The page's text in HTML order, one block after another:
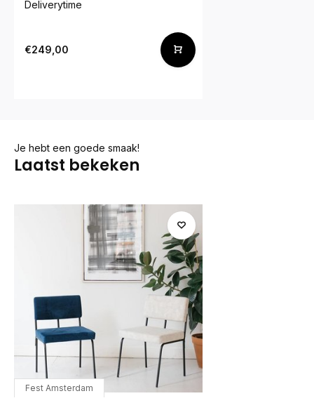
Deliverytime
€249,00
Je hebt een goede smaak!
Laatst bekeken
Fest Amsterdam